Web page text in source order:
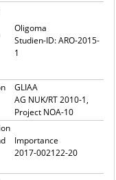
Oligoma
Studien-ID: ARO-2015-
1
GLIAA
AG NUK/RT 2010-1,
Project NOA-10
Importance
2017-002122-20